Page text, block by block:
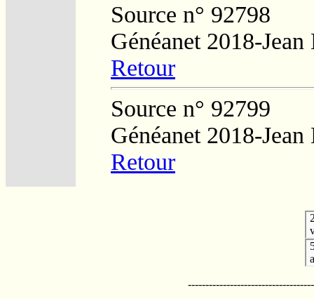
Source n° 92798
Généanet 2018-
Retour
Source n° 92799
Généanet 2018-
Retour